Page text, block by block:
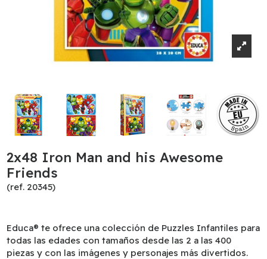
2x48 Iron Man and his Awesome
Friends
(ref. 20345)
Educa® te ofrece una colección de Puzzles Infantiles para
todas las edades con tamaños desde las 2 a las 400
piezas y con las imágenes y personajes más divertidos.